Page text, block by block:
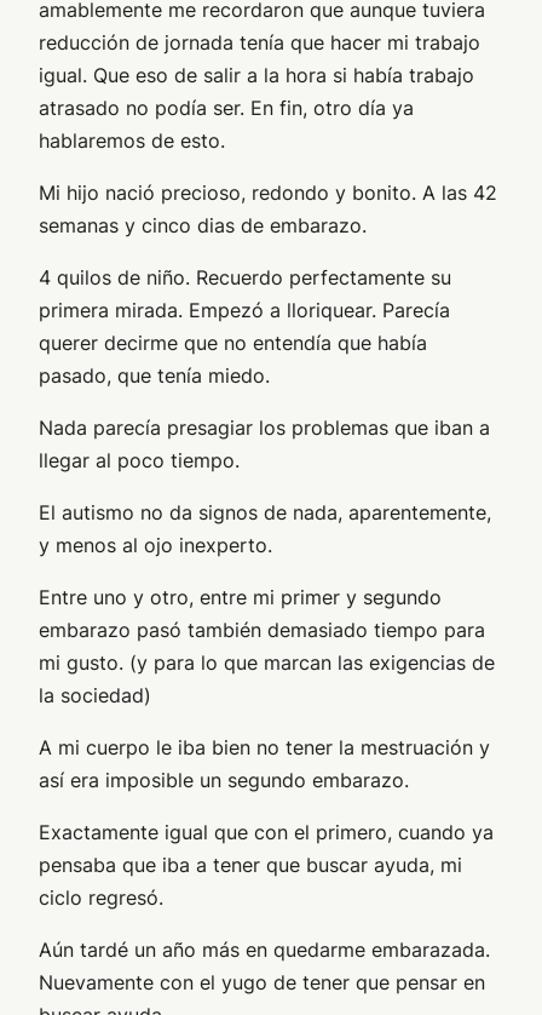
amablemente me recordaron que aunque tuviera
reducción de jornada tenía que hacer mi trabajo
igual. Que eso de salir a la hora si había trabajo
atrasado no podía ser. En fin, otro día ya
hablaremos de esto.
Mi hijo nació precioso, redondo y bonito. A las 42
semanas y cinco dias de embarazo.
4 quilos de niño. Recuerdo perfectamente su
primera mirada. Empezó a lloriquear. Parecía
querer decirme que no entendía que había
pasado, que tenía miedo.
Nada parecía presagiar los problemas que iban a
llegar al poco tiempo.
El autismo no da signos de nada, aparentemente,
y menos al ojo inexperto.
Entre uno y otro, entre mi primer y segundo
embarazo pasó también demasiado tiempo para
mi gusto. (y para lo que marcan las exigencias de
la sociedad)
A mi cuerpo le iba bien no tener la mestruación y
así era imposible un segundo embarazo.
Exactamente igual que con el primero, cuando ya
pensaba que iba a tener que buscar ayuda, mi
ciclo regresó.
Aún tardé un año más en quedarme embarazada.
Nuevamente con el yugo de tener que pensar en